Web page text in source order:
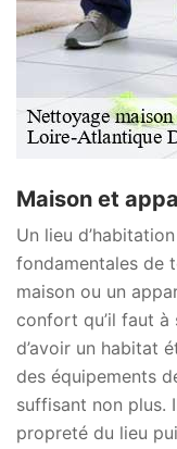
Maison et
Un lieu
fondamentales de
maison ou un
confort qu’il faut à
d’avoir un habitat
des équipements
suffisant non plus.
propreté du lieu